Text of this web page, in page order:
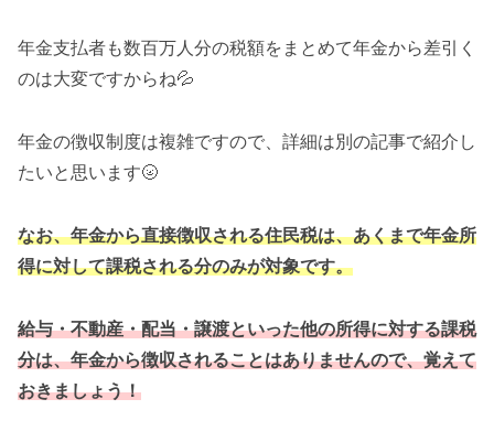
年金支払者も数百万人分の税額をまとめて年金から差引く
のは大変ですからね💦
年金の徴収制度は複雑ですので、詳細は別の記事で紹介し
たいと思います🌝
なお、年金から直接徴収される住民税は、あくまで年金所
得に対して課税される分のみが対象です。
給与・不動産・配当・譲渡といった他の所得に対する課税
分は、年金から徴収されることはありませんので、覚えて
おきましょう！